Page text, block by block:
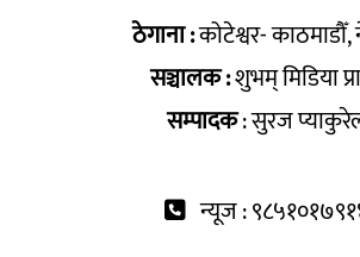
ठेगाना :कोटेश्वर-
सञ्चालक :शुभम् मिडिया
सम्पादक: सुरज
न्यूज :